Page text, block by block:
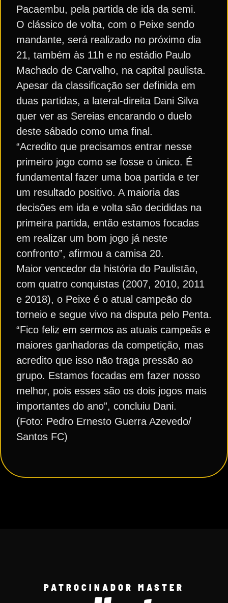
Pacaembu, pela partida de ida da semi.
O clássico de volta, com o Peixe sendo
mandante, será realizado no próximo dia
21, também às 11h e no estádio Paulo
Machado de Carvalho, na capital paulista.
Apesar da classificação ser definida em
duas partidas, a lateral-direita Dani Silva
quer ver as Sereias encarando o duelo
deste sábado como uma final.
“Acredito que precisamos entrar nesse
primeiro jogo como se fosse o único. É
fundamental fazer uma boa partida e ter
um resultado positivo. A maioria das
decisões em ida e volta são decididas na
primeira partida, então estamos focadas
em realizar um bom jogo já neste
confronto”, afirmou a camisa 20.
Maior vencedor da história do Paulistão,
com quatro conquistas (2007, 2010, 2011
e 2018), o Peixe é o atual campeão do
torneio e segue vivo na disputa pelo Penta.
“Fico feliz em sermos as atuais campeãs e
maiores ganhadoras da competição, mas
acredito que isso não traga pressão ao
grupo. Estamos focadas em fazer nosso
melhor, pois esses são os dois jogos mais
importantes do ano”, concluiu Dani.
(Foto: Pedro Ernesto Guerra Azevedo/
Santos FC)
PATROCINADOR MASTER